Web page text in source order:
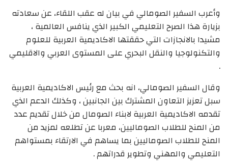
وأعرب السفير الصومالي في بيان له عقب اللقاء، عن سعادته
بزيارة هذا الصرح التعليمي الكبير الذي ينافس العالمية ،
مشيدا بالانجازات التي حققتها الاكاديمية العربية للعلوم
والتكنولوجيا والنقل البحري على المستوى العربي والاقليمي
.
وقال السفير الصومالي، انه بحث مع رئيس الاكاديمية العربية
سبل تعزيز التعاون المشترك بين الجانبين ، وكذلك الدعم الذي
تقدمه الاكاديمية العربية لابناء الصومال من خلال تقديم عدد
من المنح للطلاب الصوماليين، معربا عن تطلعه لمزيد من
المنح للطلاب الصوماليين بما يساهم في الارتقاء بمستواهم
التعليمي والمهني وتطوير قدراتهم .